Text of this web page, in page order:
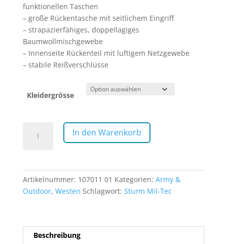
funktionellen Taschen
– große Rückentasche mit seitlichem Eingriff
– strapazierfähiges, doppellagiges
Baumwollmischgewebe
– Innenseite Rückenteil mit luftigem Netzgewebe
– stabile Reißverschlüsse
Kleidergrösse
In den Warenkorb
Artikelnummer: 107011 01 Kategorien: Army &
Outdoor, Westen Schlagwort: Sturm Mil-Tec
Beschreibung